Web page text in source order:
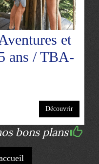
et
ans / TBA-
Découvrir
bons plans